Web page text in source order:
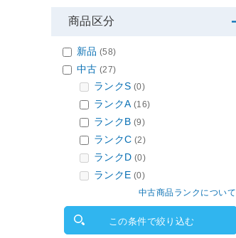
商品区分
新品 (58)
中古 (27)
ランクS (0)
ランクA (16)
ランクB (9)
ランクC (2)
ランクD (0)
ランクE (0)
中古商品ランクについて
この条件で絞り込む